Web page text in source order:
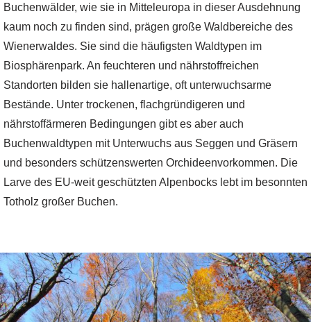
Buchenwälder, wie sie in Mitteleuropa in dieser Ausdehnung
kaum noch zu finden sind, prägen große Waldbereiche des
Wienerwaldes. Sie sind die häufigsten Waldtypen im
Biosphärenpark. An feuchteren und nährstoffreichen
Standorten bilden sie hallenartige, oft unterwuchsarme
Bestände. Unter trockenen, flachgründigeren und
nährstoffärmeren Bedingungen gibt es aber auch
Buchenwaldtypen mit Unterwuchs aus Seggen und Gräsern
und besonders schützenswerten Orchideenvorkommen. Die
Larve des EU-weit geschützten Alpenbocks lebt im besonnten
Totholz großer Buchen.